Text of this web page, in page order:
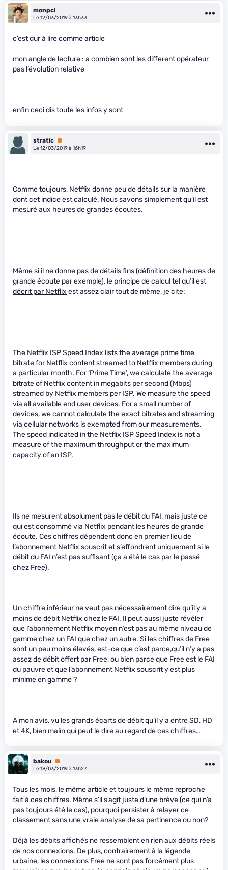
monpci
Le 12/03/2019 à 13h33
c’est dur à lire comme article
mon angle de lecture : a combien sont les different opérateur
pas l’évolution relative
enfin ceci dis toute les infos y sont
stratic Premium
Le 12/03/2019 à 16h19
Comme toujours, Netflix donne peu de détails sur la manière
dont cet indice est calculé. Nous savons simplement qu’il est
mesuré aux heures de grandes écoutes.
Même si il ne donne pas de détails fins (définition des heures de
grande écoute par exemple), le principe de calcul tel qu’il est
décrit par Netflix est assez clair tout de même, je cite:
The Netflix ISP Speed Index lists the average prime time
bitrate for Netflix content streamed to Netflix members during
a particular month. For ‘Prime Time’, we calculate the average
bitrate of Netflix content in megabits per second (Mbps)
streamed by Netflix members per ISP. We measure the speed
via all available end user devices. For a small number of
devices, we cannot calculate the exact bitrates and streaming
via cellular networks is exempted from our measurements.
The speed indicated in the Netflix ISP Speed Index is not a
measure of the maximum throughput or the maximum
capacity of an ISP.
Ils ne mesurent absolument pas le débit du FAI, mais juste ce
qui est consommé via Netflix pendant les heures de grande
écoute. Ces chiffres dépendent donc en premier lieu de
l’abonnement Netflix souscrit et s’effondrent uniquement si le
débit du FAI n’est pas suffisant (ça a été le cas par le passé
chez Free).
Un chiffre inférieur ne veut pas nécessairement dire qu’il y a
moins de débit Netflix chez le FAI. Il peut aussi juste révéler
que l’abonnement Netflix moyen n’est pas au même niveau de
gamme chez un FAI que chez un autre. Si les chiffres de Free
sont un peu moins élevés, est-ce que c’est parce,qu’il n’y a pas
assez de débit offert par Free, ou bien parce que Free est le FAI
du pauvre et que l’abonnement Netflix souscrit y est plus
minime en gamme ?
A mon avis, vu les grands écarts de débit qu’il y a entre SD, HD
et 4K, bien malin qui peut le dire au regard de ces chiffres…
bakou
Premium
Le 18/03/2019 à 13h27
Tous les mois, le même article et toujours le même reproche
fait à ces chiffres. Même s’il s’agit juste d’une brève (ce qui n’a
pas toujours été le cas), pourquoi persister à relayer ce
classement sans une vraie analyse de sa pertinence ou non?
Déjà les débits affichés ne ressemblent en rien aux débits réels
de nos connexions. De plus, contrairement à la légende
urbaine, les connexions Free ne sont pas forcément plus